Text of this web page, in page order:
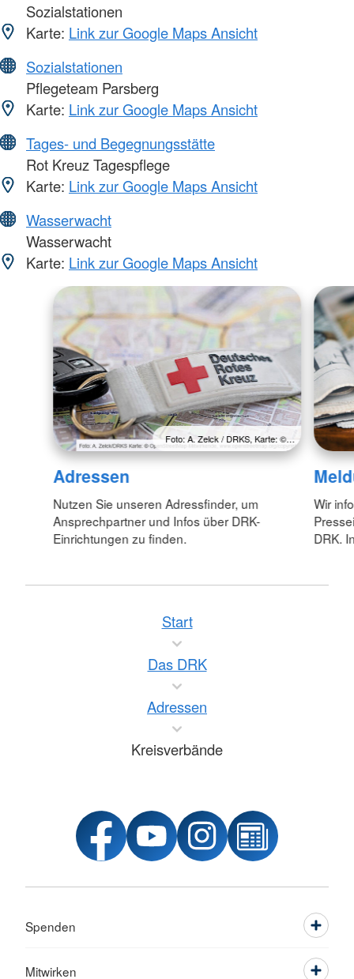
Sozialstationen
Karte: Link zur Google Maps Ansicht
Sozialstationen
Pflegeteam Parsberg
Karte: Link zur Google Maps Ansicht
Tages- und Begegnungsstätte
Rot Kreuz Tagespflege
Karte: Link zur Google Maps Ansicht
Wasserwacht
Wasserwacht
Karte: Link zur Google Maps Ansicht
Foto: A. Zelck / DRKS, Karte: ©…
Adressen
Nutzen Sie unseren Adressfinder, um
Ansprechpartner und Infos über DRK-
Einrichtungen zu finden.
Wir
DRK.
Start
Das DRK
Adressen
Kreisverbände
Spenden
Mitwirken